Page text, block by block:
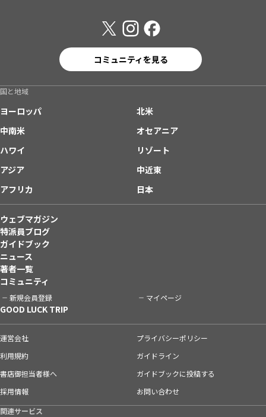
コミュニティを見る
国と地域
ヨーロッパ
北米
中南米
オセアニア
ハワイ
リゾート
アジア
中近東
アフリカ
日本
ウェブマガジン
特派員ブログ
ガイドブック
ニュース
著者一覧
コミュニティ
新規会員登録 マイページ
GOOD LUCK TRIP
運営会社
プライバシーポリシー
利用規約
ガイドライン
書店御担当者様へ
ガイドブックに投稿する
採用情報
お問い合わせ
関連サービス